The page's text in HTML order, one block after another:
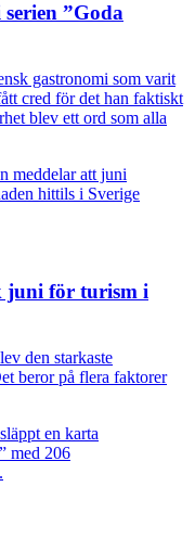
”Goda
gastronomi som varit
cred för det han faktiskt
blev ett ord som alla
juni för turism i
den starkaste
beror på flera faktorer